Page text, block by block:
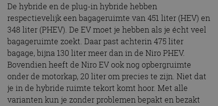
De hybride en de plug-in hybride hebben
respectievelijk een bagageruimte van 451 liter (HEV) en
348 liter (PHEV). De EV moet je hebben als je écht veel
bagageruimte zoekt. Daar past achterin 475 liter
bagage, bijna 130 liter meer dan in de Niro PHEV.
Bovendien heeft de Niro EV ook nog opbergruimte
onder de motorkap, 20 liter om precies te zijn. Niet dat
je in de hybride ruimte tekort komt hoor. Met alle
varianten kun je zonder problemen bepakt en bezakt